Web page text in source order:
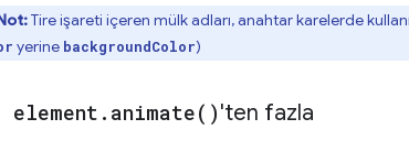
Tire işareti içeren mülk adları, anahtar karelerde
yerine backgroundColor)
element . animate( )'ten fazla